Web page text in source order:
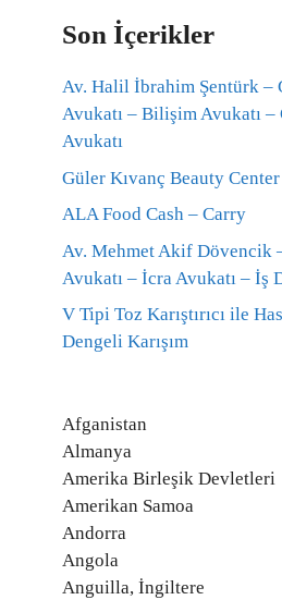
Son İçerikler
Av. Halil İbrahim Şentürk –
Avukatı – Bilişim Avukatı –
Avukatı
Güler Kıvanç Beauty Center
ALA Food Cash – Carry
Av. Mehmet Akif Dövencik
Avukatı – İcra Avukatı – İş
V Tipi Toz Karıştırıcı ile
Dengeli Karışım
Afganistan
Almanya
Amerika Birleşik Devletleri
Amerikan Samoa
Andorra
Angola
Anguilla, İngiltere